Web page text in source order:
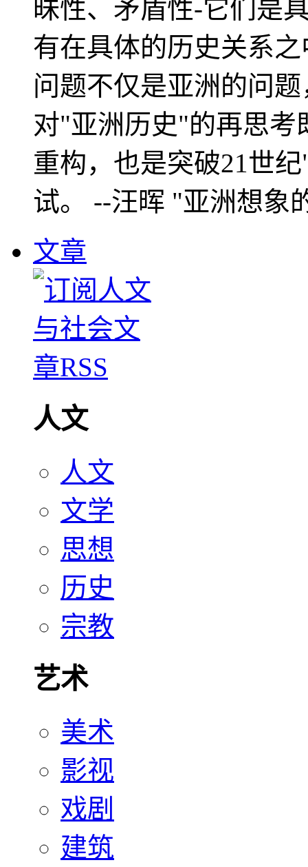
昧性、矛盾性-它们是
有在具体的历史关系
问题不仅是亚洲的问
对"亚洲历史"的再思考
重构，也是突破21世
试。 --汪晖 "亚洲想象
文章
人文
人文
文学
思想
历史
宗教
艺术
美术
影视
戏剧
建筑